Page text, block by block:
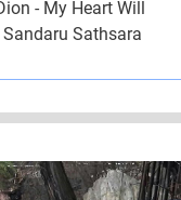
- My Heart Will
Sathsara